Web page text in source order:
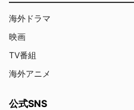
海外ドラマ
映画
TV番組
海外アニメ
公式SNS